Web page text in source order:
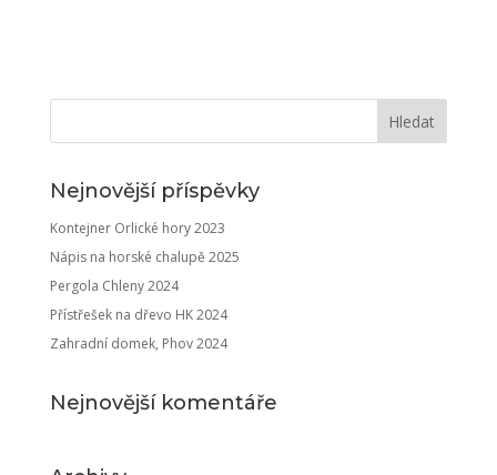
Nejnovější příspěvky
Kontejner Orlické hory 2023
Nápis na horské chalupě 2025
Pergola Chleny 2024
Přístřešek na dřevo HK 2024
Zahradní domek, Phov 2024
Nejnovější komentáře